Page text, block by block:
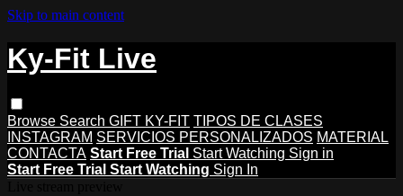
Skip to main content
Ky-Fit Live
Browse Search GIFT KY-FIT TIPOS DE CLASES
INSTAGRAM SERVICIOS PERSONALIZADOS MATERIAL
CONTACTA Start Free Trial Start Watching Sign in
Start Free Trial Start Watching Sign In